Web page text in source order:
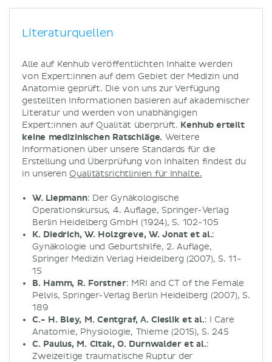
Literaturquellen
Alle auf Kenhub veröffentlichten Inhalte werden
von Expert:innen auf dem Gebiet der Medizin und
Anatomie geprüft. Die von uns zur Verfügung
gestellten Informationen basieren auf akademischer
Literatur und werden von unabhängigen
Expert:innen auf Qualität überprüft. Kenhub erteilt
keine medizinischen Ratschläge. Weitere
Informationen über unsere Standards für die
Erstellung und Überprüfung von Inhalten findest du
in unseren Qualitätsrichtlinien für Inhalte.
W. Liepmann: Der Gynäkologische
Operationskursus, 4. Auflage, Springer-Verlag
Berlin Heidelberg GmbH (1924), S. 102-105
K. Diedrich, W. Holzgreve, W. Jonat et al.:
Gynäkologie und Geburtshilfe, 2. Auflage,
Springer Medizin Verlag Heidelberg (2007), S. 11-
15
B. Hamm, R. Forstner: MRI and CT of the Female
Pelvis, Springer-Verlag Berlin Heidelberg (2007), S.
189
C.- H. Bley, M. Centgraf, A. Cieslik et al.: I Care
Anatomie, Physiologie, Thieme (2015), S. 245
C. Paulus, M. Citak, O. Durnwalder et al.:
Zweizeitige traumatische Ruptur der